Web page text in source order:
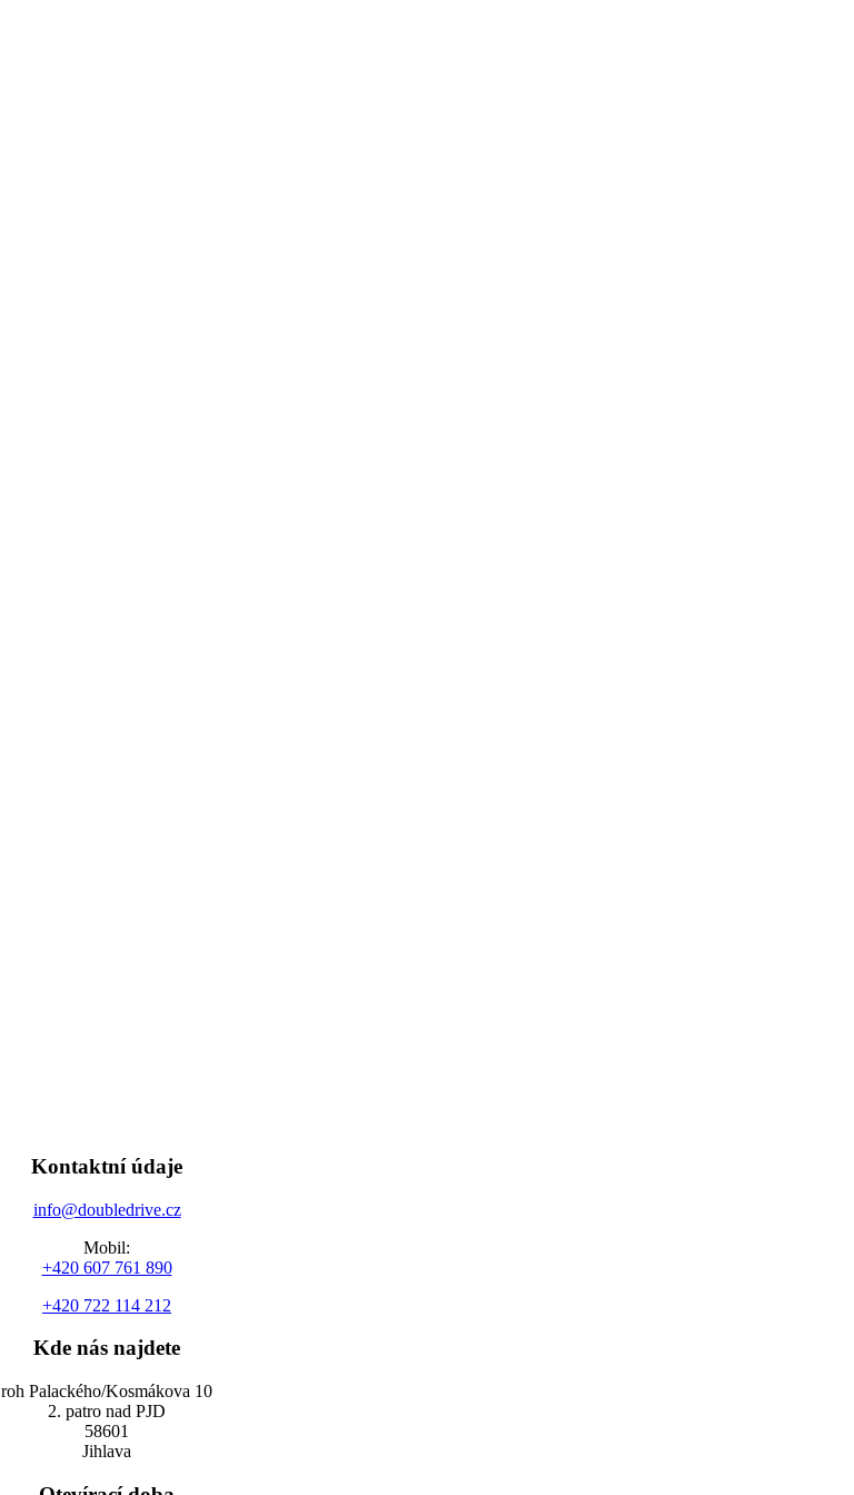
Kontaktní údaje
info@doubledrive.cz
Mobil:
+420 607 761 890
+420 722 114 212
Kde nás najdete
roh Palackého/Kosmákova 10
2. patro nad PJD
58601
Jihlava